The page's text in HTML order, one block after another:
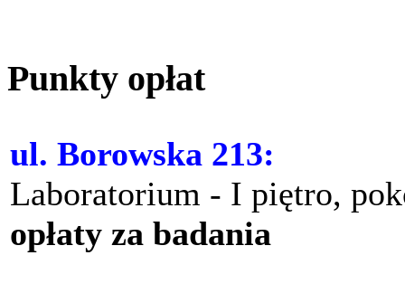
Punkty opłat
ul. Borowska 213:
Laboratorium - I piętro,
opłaty za badania